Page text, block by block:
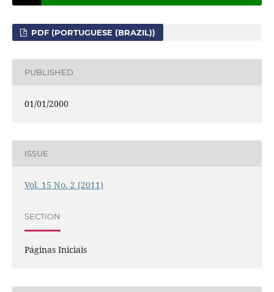
PDF (PORTUGUESE (BRAZIL))
PUBLISHED
01/01/2000
ISSUE
Vol. 15 No. 2 (2011)
SECTION
Páginas Iniciais